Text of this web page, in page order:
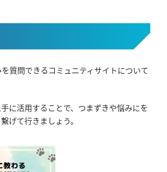
質問できるコミュニティサイトについて
に活用することで、つまずきや悩みにを
げて行きましょう。